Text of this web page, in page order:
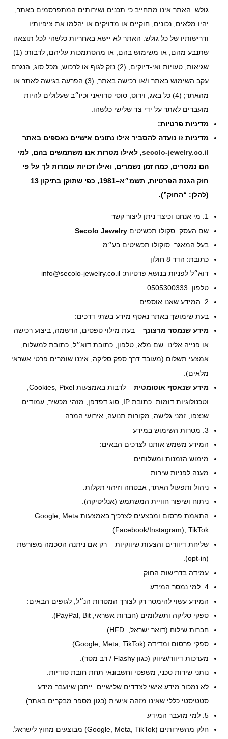
גולש. האתר אינו מתחייב כי תכנים ושירותים המתפרסמים באתר,
יהיו מלאים, נכונים, חוקיים או מדויקים או יהלמו את ציפיותיו
ודרישותיו של כל גולש. האתר לא יישא באחריות כלשהי לכל תוצאה
שתנבע מהם, או משימוש בהם, או מהסתמכות עליהם, לרבות: (1)
שגיאות, טעויות ואי-דיוקים; (2) נזק לגוף או לרכוש, מכל סוג, הנגרם
עקב השימוש באתר ו/או רכישה באתר; (3) הפרעה בגישה לאתר או
מהאתר; (4) כל באג, וירוס, סוסי טרויאני וכיו״ב שעלולים להיות
מועברים לאתר על ידי צד שלישי כלשהו.
מדיניות פרטיות:
מדיניות זו נועדה להסביר אילו נתונים אישיים נאספים באתר
secolo-jewelry.co.il, לאילו מטרות אנו משתמשים בהם, למי
הם נמסרים, כמה זמן נשמרים, ואילו זכויות עומדות לך על פי
חוק הגנת הפרטיות, תשמ״א–1981, כפי שתוקן בתיקון 13
(להלן: “החוק”).
1. מי אנחנו וכיצד ניתן ליצור קשר
שם העסק: סקולו תכשיטים Secolo Jewelry
בעל המאגר: סוקולו תכשיטים בע״מ
כתובת: הדר 8 חולון
דוא״ל לפניות בנושא פרטיות: info@secolo-jewelry.co.il
טלפון: 0505300333
2. המידע שאנו אוספים
בעת שימושך באתר נאסף מידע בשתי דרכים:
מידע שנמסר מרצונך – בעת מילוי טפסים, הרשמה, ביצוע רכישה
או פנייה אלינו: שם מלא, טלפון, כתובת דוא״ל, כתובת למשלוח,
אמצעי תשלום (מעובד דרך ספק סליקה, איננו שומרים פרטי אשראי
מלאים).
מידע שנאסף אוטומטית
וטכנולוגיות דומות: כתובת IP, סוג דפדפן, מזהי מכשיר, עמודים
שנצפו, זמני גלישה, מקורות תנועה, אירועי המרה.
3. מטרות השימוש במידע
המידע משמש אותנו לצרכים הבאים:
מימוש הזמנות ומשלוחים.
מענה לפניות שירות.
ניהול ותפעול האתר, אבטחה וזיהוי תקלות.
ניתוח ושיפור חוויית המשתמש (אנליטיקה).
התאמת פרסום ומבצעים לצרכיך באמצעות Google, Meta
(Facebook/Instagram), TikTok.
שליחת דיוורים והצעות שיווקיות – רק אם ניתנה הסכמה מפורשת
(opt-in).
עמידה בדרישות החוק.
4. למי נמסר המידע
המידע עשוי להימסר רק לצורך המטרות הנ״ל, לגופים הבאים:
ספקי סליקה ותשלומים (חברות אשראי, PayPal, Bit).
חברות שילוח (דואר ישראל, HFD).
ספקי פרסום ומדידה (Google, Meta, TikTok).
מערכות דיוור/שיווק (כגון Flashy / רב מסר).
נותני שירות טכני, משפטי וחשבונאי תחת חובת סודיות.
לא נמכור מידע אישי לצדדים שלישיים. ייתכן שיועבר מידע
סטטיסטי כללי שאינו מזהה אישית (כגון מספר מבקרים באתר).
5. למי מועבר המידע
חלק מהשירותים (Google, Meta, TikTok) מבוצעים מחוץ לישראל.